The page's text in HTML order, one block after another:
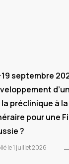
19 septembre
la préclinique à
pour une
?
le 1 juillet 2026